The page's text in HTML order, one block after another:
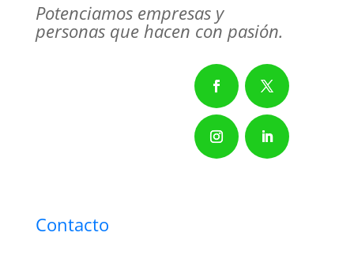
Potenciamos empresas y
personas que hacen con pasión.
Contacto